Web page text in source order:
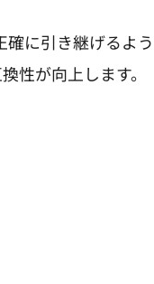
に引き継げるよう
性が向上します。